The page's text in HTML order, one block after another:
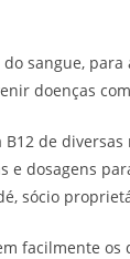
sangue,
doenças
de diversas
e dosagens
sócio
facilmente os